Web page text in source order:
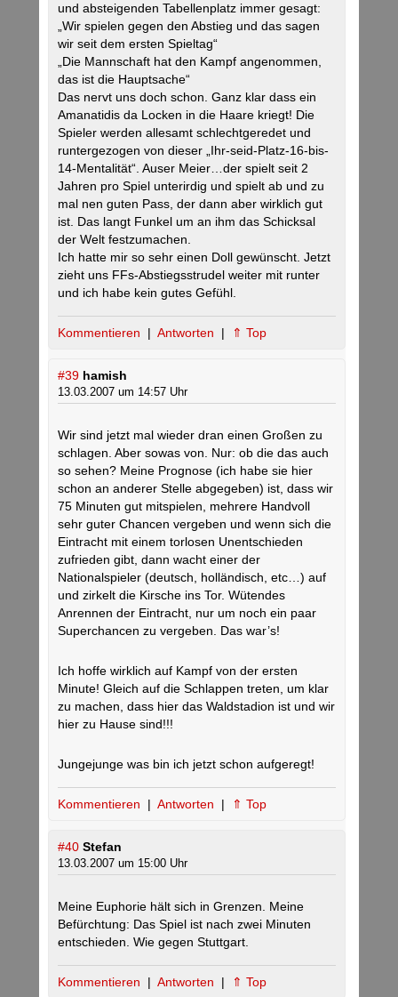
und absteigenden Tabellenplatz immer gesagt:
„Wir spielen gegen den Abstieg und das sagen
wir seit dem ersten Spieltag“
„Die Mannschaft hat den Kampf angenommen,
das ist die Hauptsache“
Das nervt uns doch schon. Ganz klar dass ein
Amanatidis da Locken in die Haare kriegt! Die
Spieler werden allesamt schlechtgeredet und
runtergezogen von dieser „Ihr-seid-Platz-16-bis-
14-Mentalität“. Auser Meier…der spielt seit 2
Jahren pro Spiel unterirdig und spielt ab und zu
mal nen guten Pass, der dann aber wirklich gut
ist. Das langt Funkel um an ihm das Schicksal
der Welt festzumachen.
Ich hatte mir so sehr einen Doll gewünscht. Jetzt
zieht uns FFs-Abstiegsstrudel weiter mit runter
und ich habe kein gutes Gefühl.
Kommentieren | Antworten | ⇑ Top
#39 hamish
13.03.2007 um 14:57 Uhr
Wir sind jetzt mal wieder dran einen Großen zu
schlagen. Aber sowas von. Nur: ob die das auch
so sehen? Meine Prognose (ich habe sie hier
schon an anderer Stelle abgegeben) ist, dass wir
75 Minuten gut mitspielen, mehrere Handvoll
sehr guter Chancen vergeben und wenn sich die
Eintracht mit einem torlosen Unentschieden
zufrieden gibt, dann wacht einer der
Nationalspieler (deutsch, holländisch, etc…) auf
und zirkelt die Kirsche ins Tor. Wütendes
Anrennen der Eintracht, nur um noch ein paar
Superchancen zu vergeben. Das war’s!
Ich hoffe wirklich auf Kampf von der ersten
Minute! Gleich auf die Schlappen treten, um klar
zu machen, dass hier das Waldstadion ist und wir
hier zu Hause sind!!!
Jungejunge was bin ich jetzt schon aufgeregt!
Kommentieren | Antworten | ⇑ Top
#40 Stefan
13.03.2007 um 15:00 Uhr
Meine Euphorie hält sich in Grenzen. Meine
Befürchtung: Das Spiel ist nach zwei Minuten
entschieden. Wie gegen Stuttgart.
Kommentieren | Antworten | ⇑ Top